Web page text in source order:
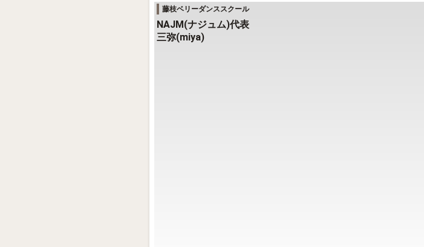
藤枝ベリーダンススクール
NAJM(ナジュム)代表
三弥(miya)